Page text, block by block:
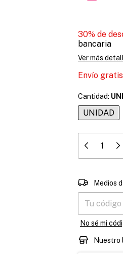
30% de
bancaria
Ver más
Envío gratis
Cantidad:
UNIDAD
Entregas
Medios
No sé mi
Nuestro